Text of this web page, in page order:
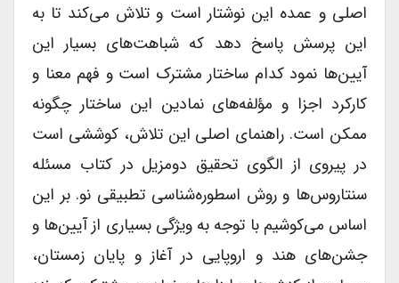
اصلی و عمده این نوشتار است و تلاش می‌کند تا به
این پرسش پاسخ دهد که شباهت‌های بسیار این
آیین‌ها نمود کدام ساختار مشترک است و فهم معنا و
کارکرد اجزا و مؤلفه‌های نمادین این ساختار چگونه
ممکن است. راهنمای اصلی این تلاش، کوششی است
در پیروی از الگوی تحقیق دومزیل در کتاب مسئله
سنتاروس‌ها و روش اسطوره‌شناسی تطبیقی نو. بر این
اساس می‌کوشیم با توجه به ویژگی بسیاری از آیین‌ها و
جشن‌های هند و اروپایی در آغاز و پایان زمستان،